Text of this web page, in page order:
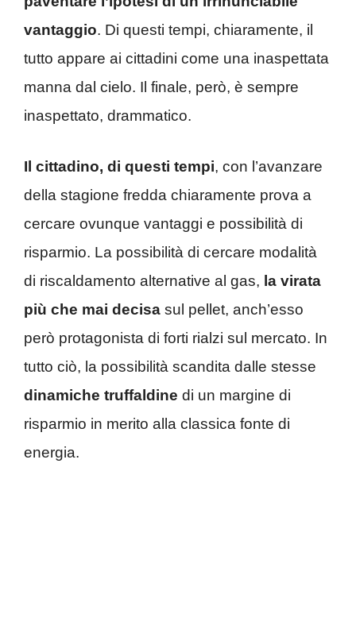
vantaggio. Di questi tempi, chiaramente, il
tutto appare ai cittadini come una inaspettata
manna dal cielo. Il finale, però, è sempre
inaspettato, drammatico.
Il cittadino, di questi tempi, con l’avanzare
della stagione fredda chiaramente prova a
cercare ovunque vantaggi e possibilità di
risparmio. La possibilità di cercare modalità
di riscaldamento alternative al gas, la virata
più che mai decisa sul pellet, anch’esso
però protagonista di forti rialzi sul mercato. In
tutto ciò, la possibilità scandita dalle stesse
dinamiche truffaldine di un margine di
risparmio in merito alla classica fonte di
energia.